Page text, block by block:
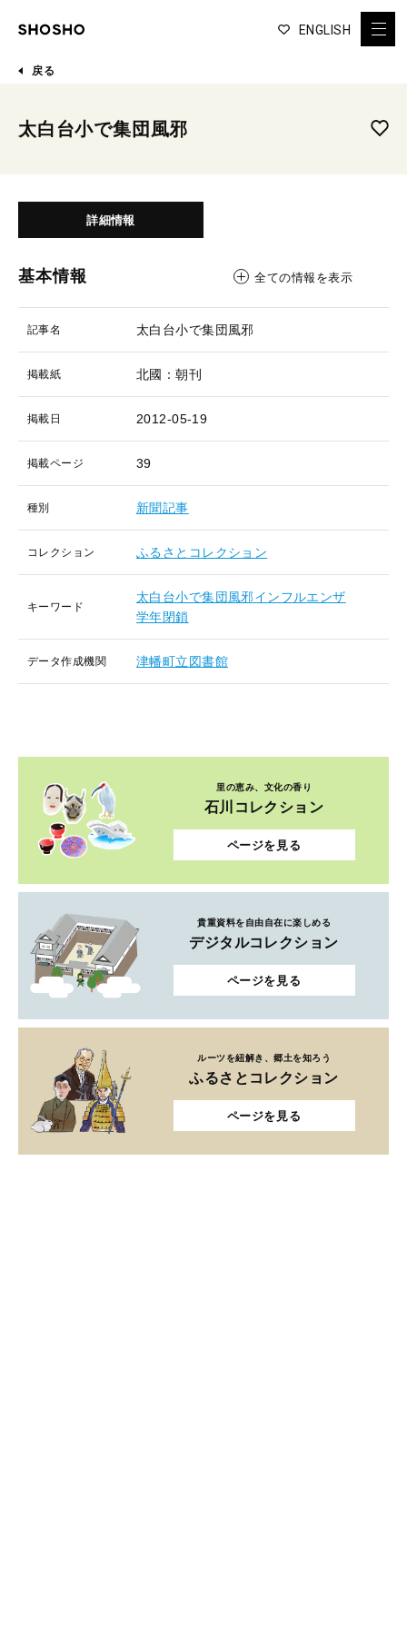
ENGLISH
戻る
太白台小で集団風邪
詳細情報
基本情報 全ての情報を表示
記事名 太白台小で集団風邪
掲載紙 北國：朝刊
掲載日 2012-05-19
掲載ページ 39
種別 新聞記事
コレクション ふるさとコレクション
キーワード
太白台小で集団風邪インフルエンザ
学年閉鎖
データ作成機関 津幡町立図書館
里の恵み、文化の香り
石川コレクション
ページを見る
貴重資料を自由自在に楽しめる
デジタルコレクション
ページを見る
ルーツを紐解き、郷土を知ろう
ふるさとコレクション
ページを見る